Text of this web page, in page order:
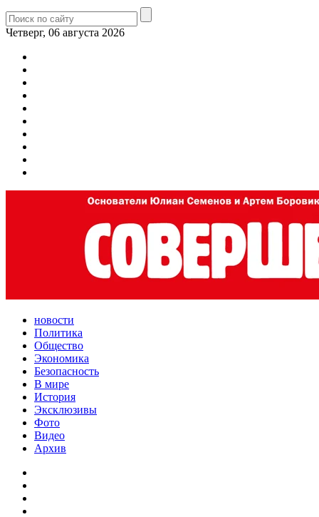
Четверг, 06 августа 2026
новости
Политика
Общество
Экономика
Безопасность
В мире
История
Эксклюзивы
Фото
Видео
Архив